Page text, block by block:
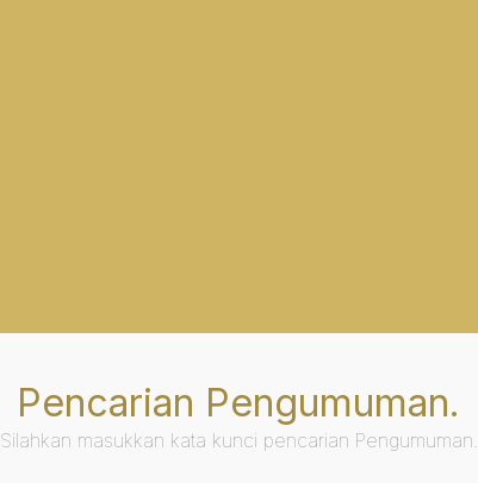
Pencarian Pengumuman.
Silahkan masukkan kata kunci pencarian Pengumuman.